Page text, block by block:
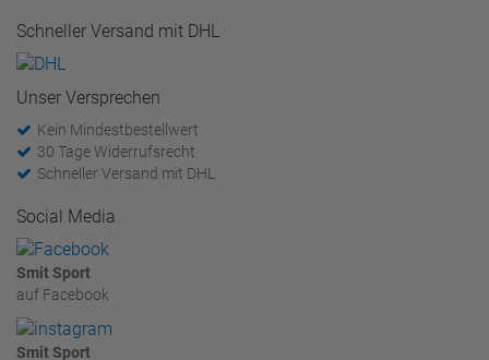
Schneller Versand mit DHL
Unser Versprechen
Kein Mindestbestellwert
30 Tage Widerrufsrecht
Schneller Versand mit DHL
Social Media
Smit Sport
auf Facebook
Smit Sport